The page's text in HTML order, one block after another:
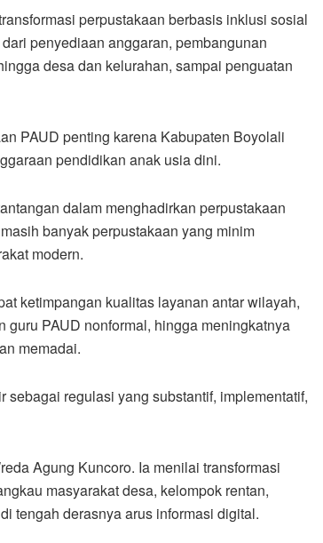
perpustakaan berbasis inklusi sosial
penyediaan anggaran, pembangunan
desa dan kelurahan, sampai penguatan
PAUD penting karena Kabupaten Boyolali
pendidikan anak usia dini.
dalam menghadirkan perpustakaan
banyak perpustakaan yang minim
modern.
ketimpangan kualitas layanan antar wilayah,
guru PAUD nonformal, hingga meningkatnya
memadai.
sebagai regulasi yang substantif, implementatif,
Agung Kuncoro. Ia menilai transformasi
masyarakat desa, kelompok rentan,
tengah derasnya arus informasi digital.